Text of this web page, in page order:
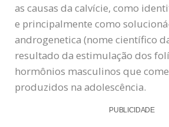
as causas da calvície, como
e principalmente como
androgenetica (nome científico
resultado da estimulação dos
hormônios masculinos que
produzidos na adolescência.
PUBLICIDADE